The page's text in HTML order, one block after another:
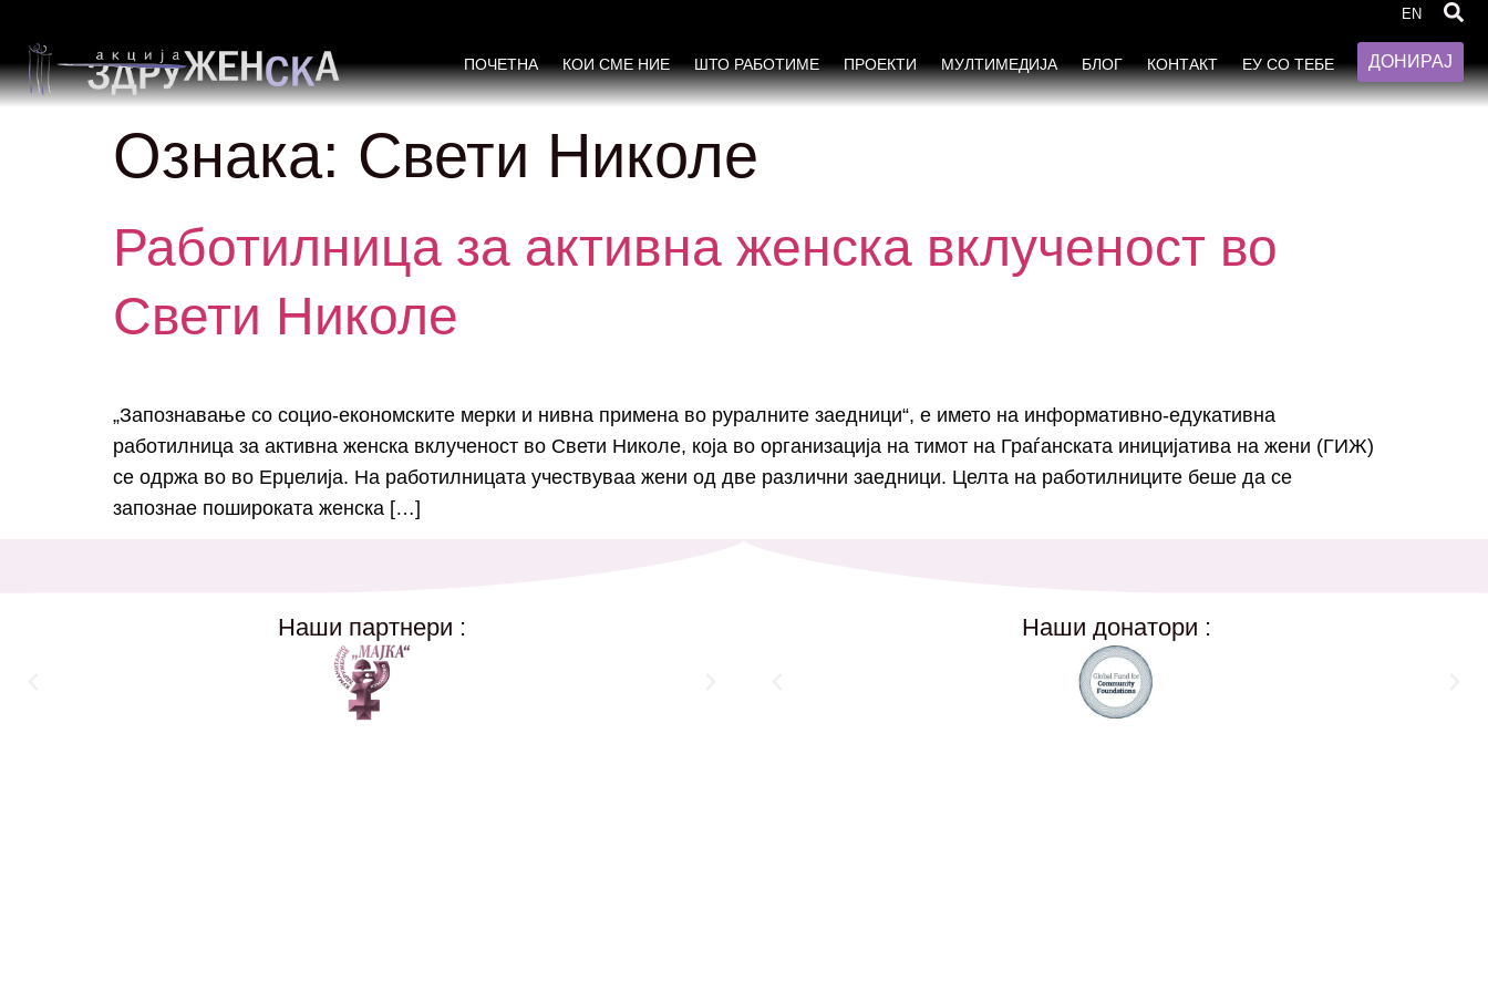
EN
ПОЧЕТНА КОИ СМЕ НИЕ ШТО РАБОТИМЕ ПРОЕКТИ МУЛТИМЕДИЈА БЛОГ КОНТАКТ ЕУ СО ТЕБЕ ДОНИРАЈ
Ознака: Свети Николе
Работилницa за активна женска вклученост во
Свети Николе
„Запознавање со социo-економските мерки и нивна примена во руралните заедници“, е името на информативно-едукативнa
работилницa за активна женска вклученост во Свети Николе, која во организација на тимот на Граѓанската иницијатива на жени (ГИЖ)
се одржа во во Ерџелија. На работилницата учествуваа жени од две различни заедници. Целта на работилниците беше да се
запознае пошироката женска […]
Наши партнери : Наши донатори :